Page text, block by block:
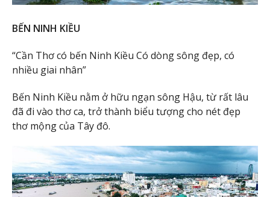
BẾN NINH KIỀU
“Cần Thơ có bến Ninh Kiều Có dòng sông đẹp, có
nhiều giai nhân”
Bến Ninh Kiều nằm ở hữu ngạn sông Hậu, từ rất lâu
đã đi vào thơ ca, trở thành biểu tượng cho nét đẹp
thơ mộng của Tây đô.